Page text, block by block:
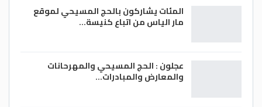
المئات يشاركون بالحج المسيحي لموقع
مار الياس من اتباع كنيسة…
عجلون : الحج المسيحي والمهرحانات
والمعارض والمبادرات…